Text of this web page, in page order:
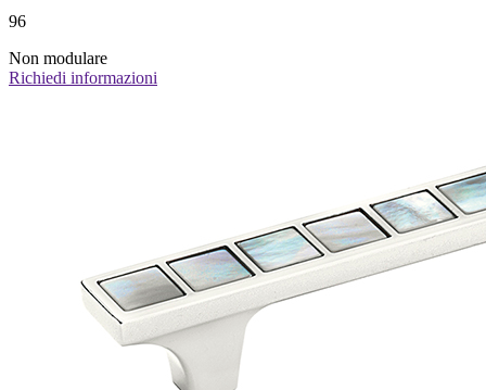
96
Non modulare
Richiedi informazioni